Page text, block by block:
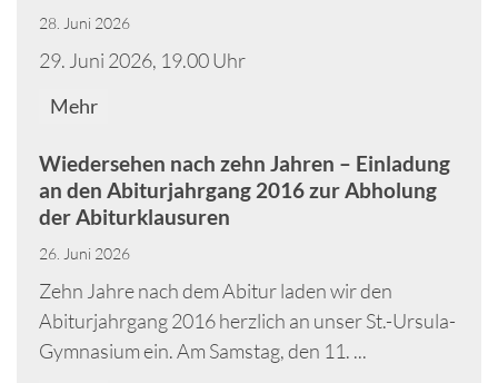
28. Juni 2026
29. Juni 2026, 19.00 Uhr
Mehr
Wiedersehen nach zehn Jahren – Einladung
an den Abiturjahrgang 2016 zur Abholung
der Abiturklausuren
26. Juni 2026
Zehn Jahre nach dem Abitur laden wir den
Abiturjahrgang 2016 herzlich an unser St.-Ursula-
Gymnasium ein. Am Samstag, den 11. ...